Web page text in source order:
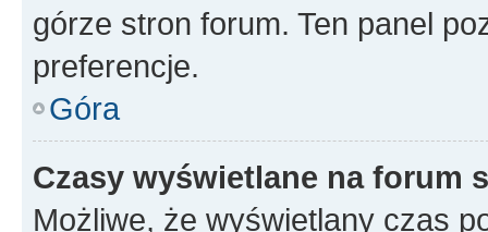
górze stron forum. Ten panel
preferencje.
Góra
Czasy wyświetlane na forum
Możliwe, że wyświetlany czas